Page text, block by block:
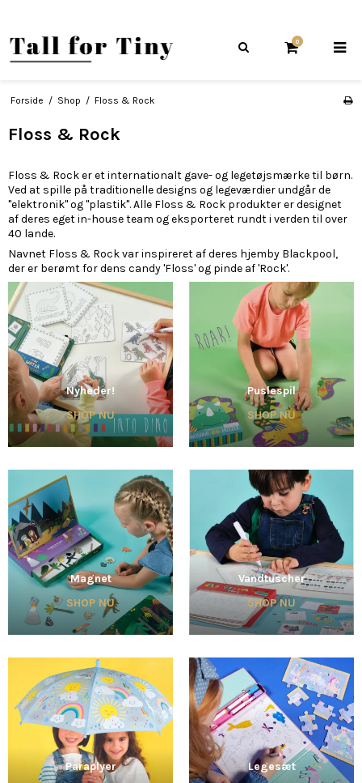
0
Forside / Shop / Floss & Rock
Floss & Rock
Floss & Rock er et internationalt gave- og legetøjsmærke til børn.
Ved at spille på traditionelle designs og legeværdier undgår de
"elektronik" og "plastik". Alle Floss & Rock produkter er designet
af deres eget in-house team og eksporteret rundt i verden til over
40 lande.
Navnet Floss & Rock var inspireret af deres hjemby Blackpool,
der er berømt for dens candy 'Floss' og pinde af 'Rock'.
Nyheder!
SHOP NU
Puslespil
SHOP NU
Magnet
SHOP NU
Vandtuscher
SHOP NU
Paraplyer
Legesæt